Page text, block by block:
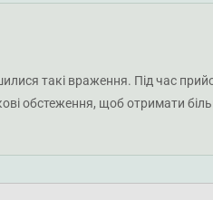
такі враження. Під час
обстеження, щоб отримати
щодо лікування або, за потреби,